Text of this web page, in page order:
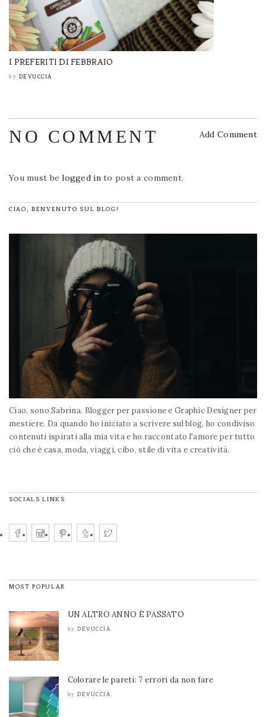
I PREFERITI DI FEBBRAIO
by DEVUCCIA
NO COMMENT Add Comment
You must belogged into post a comment.
CIAO, BENVENUTO SUL BLOG!
Ciao, sono Sabrina. Blogger per passione e Graphic Designer per
mestiere. Da quando ho iniziato a scrivere sul blog, ho condiviso
contenuti ispirati alla mia vita e ho raccontato l'amore per tutto
ciò che è casa, moda, viaggi, cibo, stile di vita e creatività.
SOCIALS LINKS
MOST POPULAR
UN ALTRO ANNO È PASSATO
by DEVUCCIA
Colorare le pareti: 7 errori da non fare
by DEVUCCIA